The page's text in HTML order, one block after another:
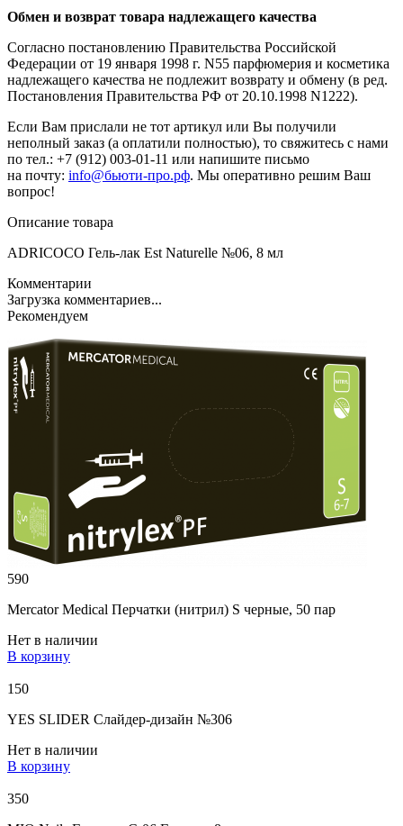
Обмен и возврат товара надлежащего качества
Согласно постановлению Правительства Российской
Федерации от 19 января 1998 г. N55 парфюмерия и косметика
надлежащего качества не подлежит возврату и обмену (в ред.
Постановления Правительства РФ от 20.10.1998 N1222).
Если Вам прислали не тот артикул или Вы получили
неполный заказ (а оплатили полностью), то свяжитесь с нами
по тел.: +7 (912) 003-01-11 или напишите письмо
на почту: info@бьюти-про.рф. Мы оперативно решим Ваш
вопрос!
Описание товара
ADRICOCO Гель-лак Est Naturelle №06, 8 мл
Комментарии
Загрузка комментариев...
Рекомендуем
590
Mercator Medical Перчатки (нитрил) S черные, 50 пар
Нет в наличии
В корзину
150
YES SLIDER Слайдер-дизайн №306
Нет в наличии
В корзину
350